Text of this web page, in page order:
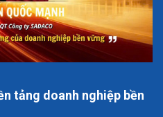
tảng doanh nghiệp bền